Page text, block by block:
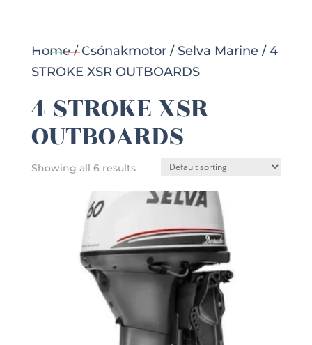
Home/Csónakmotor/ Selva Marine/ 4
STROKE XSR OUTBOARDS
4 STROKE XSR
OUTBOARDS
Showing all 6 results